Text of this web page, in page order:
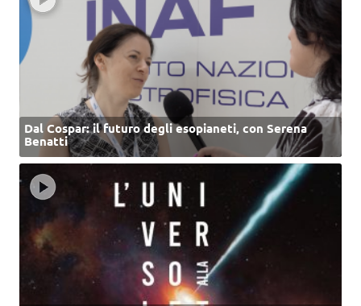
Dal Cospar: il futuro degli esopianeti, con Serena
Benatti